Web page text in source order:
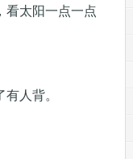
看太阳一点一点
人背。